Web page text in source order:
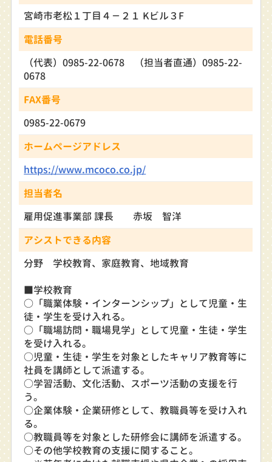
宮崎市老松１丁目４－２１ Kビル３F
電話番号
（代表）0985-22-0678 （担当者直通）0985-22-
0678
FAX番号
0985-22-0679
ホームページアドレス
https://www.mcoco.co.jp/
担当者名
雇用促進事業部 課長 赤坂 智洋
アシストできる内容
分野 学校教育、家庭教育、地域教育
■学校教育
○「職業体験・インターンシップ」として児童・生
徒・学生を受け入れる。
○「職場訪問・職場見学」として児童・生徒・学生
を受け入れる。
○児童・生徒・学生を対象としたキャリア教育等に
社員を講師として派遣する。
○学習活動、文化活動、スポーツ活動の支援を行
う。
○企業体験・企業研修として、教職員等を受け入れ
る。
○教職員等を対象とした研修会に講師を派遣する。
○その他学校教育の支援に関すること。